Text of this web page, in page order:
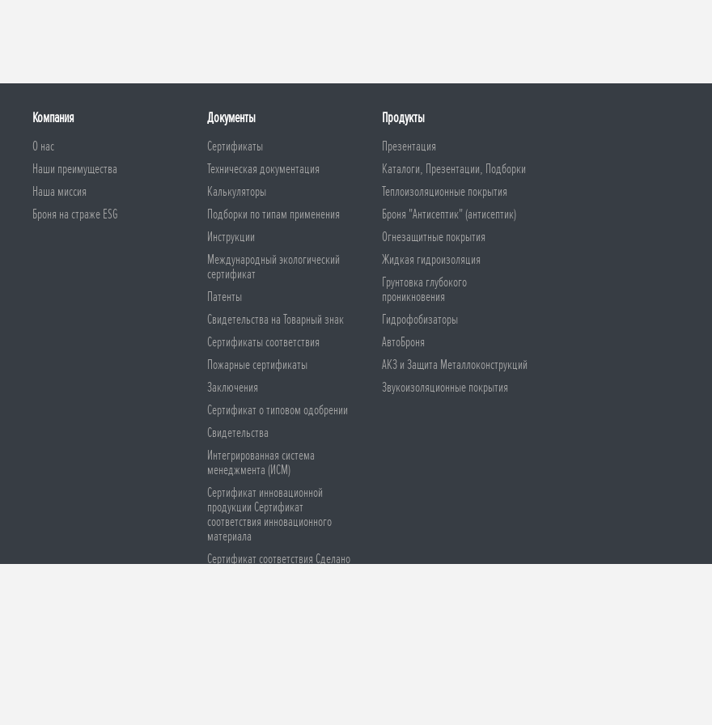
Компания
О нас
Наши преимущества
Наша миссия
Броня на страже ESG
Документы
Сертификаты
Техническая документация
Калькуляторы
Подборки по типам применения
Инструкции
Международный экологический
сертификат
Патенты
Свидетельства на Товарный знак
Сертификаты соответствия
Пожарные сертификаты
Заключения
Сертификат о типовом одобрении
Свидетельства
Интегрированная система
менеджмента (ИСМ)
Сертификат инновационной
продукции Сертификат
соответствия инновационного
материала
Сертификат соответствия Сделано
Продукты
Презентация
Каталоги, Презентации, Подборки
Теплоизоляционные покрытия
Броня "Антисептик" (антисептик)
Огнезащитные покрытия
Жидкая гидроизоляция
Грунтовка глубокого
проникновения
Гидрофобизаторы
АвтоБроня
АКЗ и Защита Металлоконструкций
Звукоизоляционные покрытия